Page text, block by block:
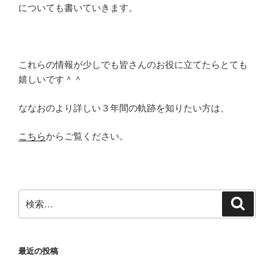
についても書いていきます。
これらの情報が少しでも皆さんのお役に立てたらとても
嬉しいです＾＾
ななおのより詳しい３年間の軌跡を知りたい方は、
こちらからご覧ください。
索:
最近の投稿